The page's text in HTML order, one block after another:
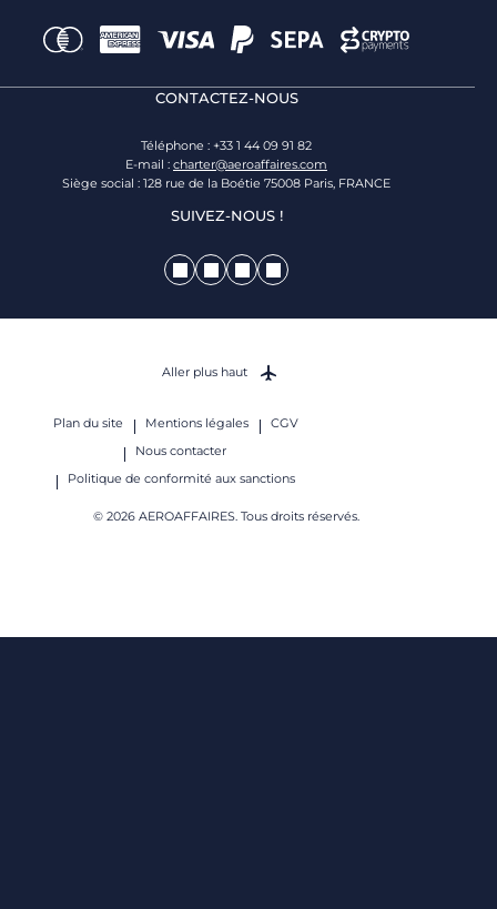
CONTACTEZ-NOUS
Téléphone : +33 1 44 09 91 82
E-mail : charter@aeroaffaires.com
Siège social : 128 rue de la Boétie 75008 Paris, FRANCE
SUIVEZ-NOUS !
Plan du site Mentions légales
CGV
Nous contacter
Politique de conformité aux sanctions
© 2026 AEROAFFAIRES. Tous droits réservés.
Aller plus haut